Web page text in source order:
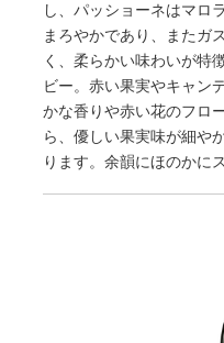
し、パッショーネはマロ
まろやかであり、またガ
く、柔らかい味わいが特
ビー。赤い果実やキャン
かな香りや赤い花のフロ
ら、優しい果実味が細や
ります。余韻にほのかに